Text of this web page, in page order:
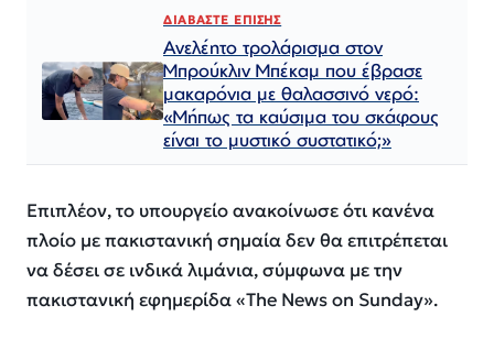
ΔΙΑΒΑΣΤΕ ΕΠΙΣΗΣ
Ανελέητο τρολάρισμα στον
Μπρούκλιν Μπέκαμ που έβρασε
μακαρόνια με θαλασσινό νερό:
«Μήπως τα καύσιμα του σκάφους
είναι το μυστικό συστατικό;»
Επιπλέον, το υπουργείο ανακοίνωσε ότι κανένα
πλοίο με πακιστανική σημαία δεν θα επιτρέπεται
να δέσει σε ινδικά λιμάνια, σύμφωνα με την
πακιστανική εφημερίδα «The News on Sunday».